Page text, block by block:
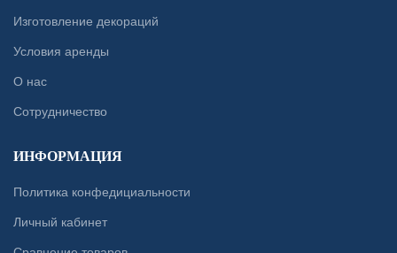
Изготовление декораций
Условия аренды
О нас
Сотрудничество
ИНФОРМАЦИЯ
Политика конфедициальности
Личный кабинет